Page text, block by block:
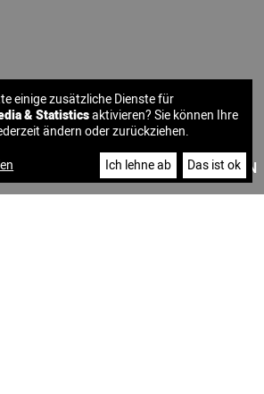
DE | EN
einige zusätzliche Dienste für
& Statisticsaktivieren? Sie können Ihre
ändern oder zurückziehen.
Ich lehne ab Das ist ok